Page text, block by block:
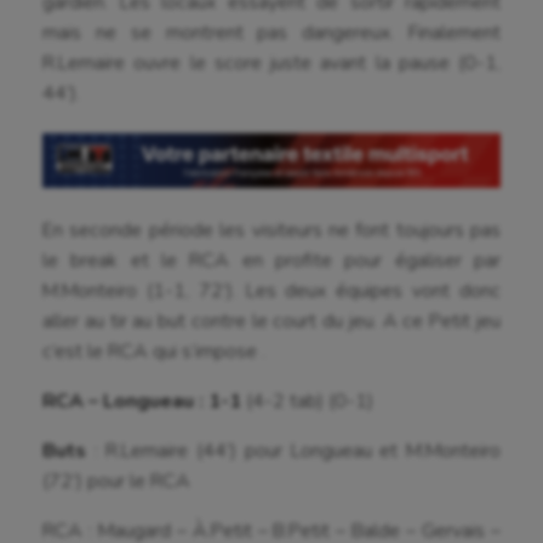
Billard
Boules lyonnaises
Cerf Volant
Course à pied
Cyclisme
Danse
Equitation
mais ne se montrent pas dangereux. Finalement
R.Lemaire ouvre le score juste avant la pause (0-1,
44’).
En seconde période les visiteurs ne font toujours pas
le break et le RCA en profite pour égaliser par
M.Monteiro (1-1, 72’). Les deux équipes vont donc
aller au tir au but contre le court du jeu. A ce Petit jeu
c’est le RCA qui s’impose .
RCA – Longueau : 1-1 (4-2 tab) (0-1)
Buts : R.Lemaire (44’) pour Longueau et M.Monteiro
(72’) pour le RCA
RCA : Maugard – À.Petit – B.Petit – Balde – Gervais –